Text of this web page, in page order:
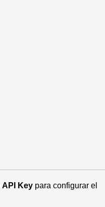
API Key para configurar el